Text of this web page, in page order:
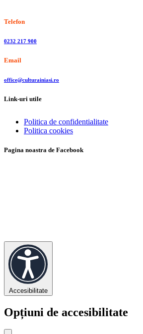
Telefon
0232 217 900
Email
office@culturainiasi.ro
Link-uri utile
Politica de confidentialitate
Politica cookies
Pagina noastra de Facebook
Accesibilitate
Opțiuni de accesibilitate